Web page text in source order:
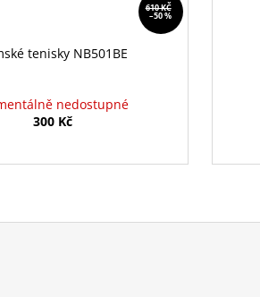
610 KČ
–50 %
tenisky NB501BE
nedostupné
300 Kč